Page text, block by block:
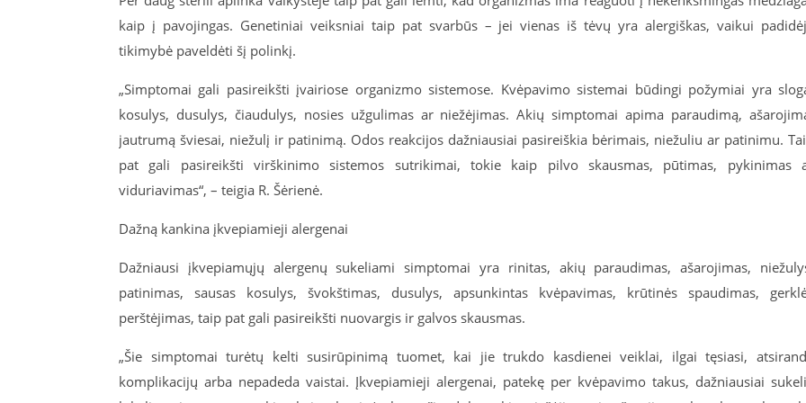
kaip į pavojingas. Genetiniai veiksniai taip pat svarbūs – jei vienas iš tėvų yra alergiškas, vaikui
tikimybė paveldėti šį polinkį.
„Simptomai gali pasireikšti įvairiose organizmo sistemose. Kvėpavimo sistemai būdingi požymiai yra
kosulys, dusulys, čiaudulys, nosies užgulimas ar niežėjimas. Akių simptomai apima paraudimą,
jautrumą šviesai, niežulį ir patinimą. Odos reakcijos dažniausiai pasireiškia bėrimais, niežuliu ar patinimu.
pat gali pasireikšti virškinimo sistemos sutrikimai, tokie kaip pilvo skausmas, pūtimas, pykinimas
viduriavimas“, – teigia R. Šėrienė.
Dažną kankina įkvepiamieji alergenai
Dažniausi įkvepiamųjų alergenų sukeliami simptomai yra rinitas, akių paraudimas, ašarojimas,
patinimas, sausas kosulys, švokštimas, dusulys, apsunkintas kvėpavimas, krūtinės spaudimas,
perštėjimas, taip pat gali pasireikšti nuovargis ir galvos skausmas.
„Šie simptomai turėtų kelti susirūpinimą tuomet, kai jie trukdo kasdienei veiklai, ilgai tęsiasi,
komplikacijų arba nepadeda vaistai. Įkvepiamieji alergenai, patekę per kvėpavimo takus, dažniausiai